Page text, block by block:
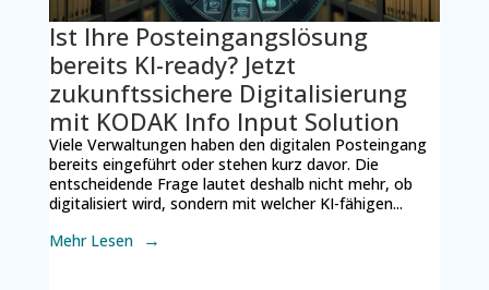
Ist Ihre Posteingangslösung
bereits KI-ready? Jetzt
zukunftssichere Digitalisierung
mit KODAK Info Input Solution
Viele Verwaltungen haben den digitalen Posteingang
bereits eingeführt oder stehen kurz davor. Die
entscheidende Frage lautet deshalb nicht mehr, ob
digitalisiert wird, sondern mit welcher KI-fähigen...
Mehr Lesen